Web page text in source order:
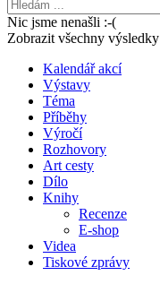
Nic jsme nenašli :-(
Zobrazit všechny výsledky
Kalendář akcí
Výstavy
Téma
Příběhy
Výročí
Rozhovory
Art cesty
Dílo
Knihy
Recenze
E-shop
Videa
Tiskové zprávy